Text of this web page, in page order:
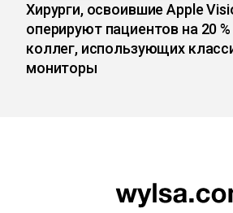
Хирурги, освоившие Apple
оперируют пациентов на 20
коллег, использующих
мониторы